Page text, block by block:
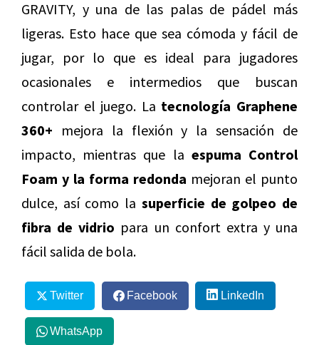
GRAVITY, y una de las palas de pádel más
ligeras. Esto hace que sea cómoda y fácil de
jugar, por lo que es ideal para jugadores
ocasionales e intermedios que buscan
controlar el juego. La tecnología Graphene
360+ mejora la flexión y la sensación de
impacto, mientras que la espuma Control
Foam y la forma redonda mejoran el punto
dulce, así como la superficie de golpeo de
fibra de vidrio para un confort extra y una
fácil salida de bola.
Twitter Facebook LinkedIn
WhatsApp